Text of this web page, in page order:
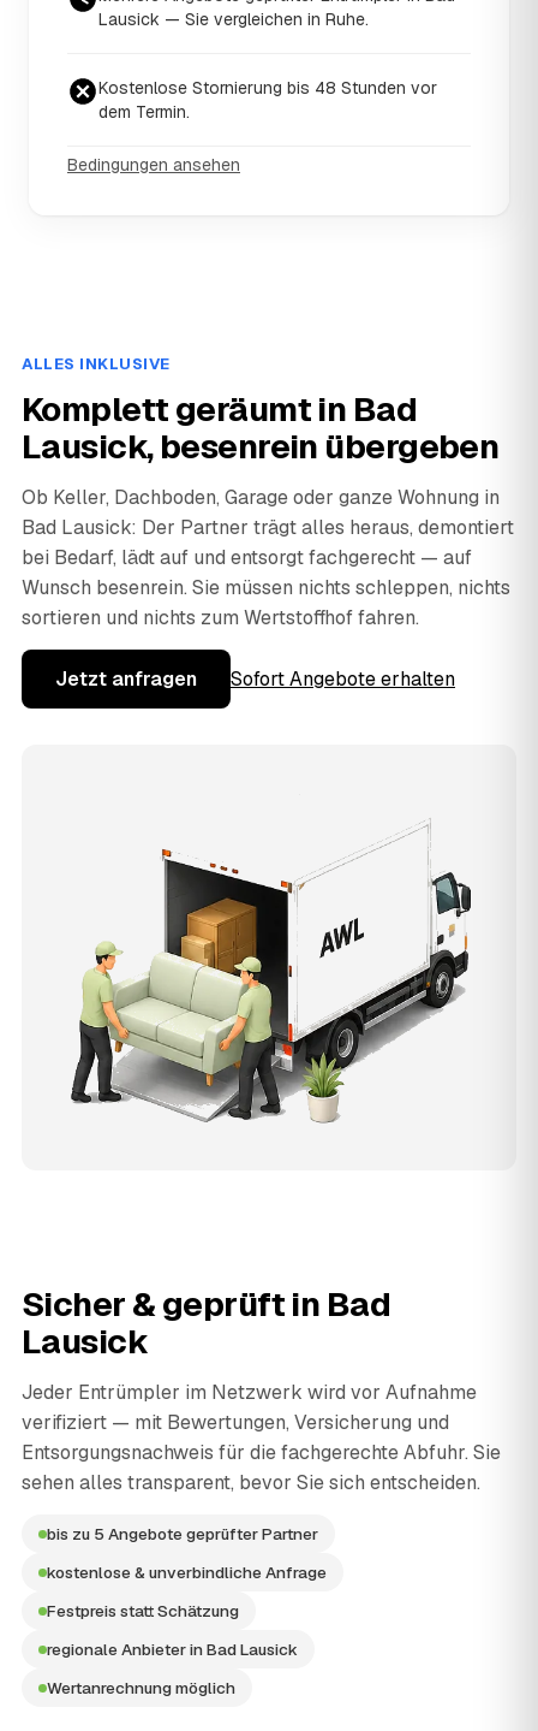
Lausick — Sie vergleichen in Ruhe.
Kostenlose Stornierung bis 48 Stunden vor
dem Termin.
Bedingungen ansehen
ALLES INKLUSIVE
Komplett geräumt in Bad
Lausick, besenrein übergeben
Ob Keller, Dachboden, Garage oder ganze Wohnung in
Bad Lausick: Der Partner trägt alles heraus, demontiert
bei Bedarf, lädt auf und entsorgt fachgerecht — auf
Wunsch besenrein. Sie müssen nichts schleppen, nichts
sortieren und nichts zum Wertstoffhof fahren.
Jetzt anfragen Sofort Angebote erhalten
Sicher & geprüft in Bad
Lausick
Jeder Entrümpler im Netzwerk wird vor Aufnahme
verifiziert — mit Bewertungen, Versicherung und
Entsorgungsnachweis für die fachgerechte Abfuhr. Sie
sehen alles transparent, bevor Sie sich entscheiden.
bis zu 5 Angebote geprüfter Partner
kostenlose & unverbindliche Anfrage
Festpreis statt Schätzung
regionale Anbieter in Bad Lausick
Wertanrechnung möglich